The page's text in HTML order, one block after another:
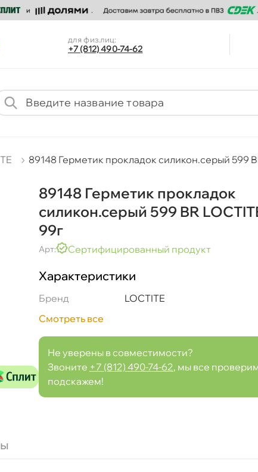
для физ.лиц:
+7 (812) 490-74-62
89148 Герметик прокладок силикон.серый 599
89148 Герметик прокладок
силикон.серый 599 BR
99
Арт: Сертифицированный продукт
Характеристики
Бренд
LOCTITE
Смотреть все
Не уверены в совместимости?
Звоните +7 (812) 490-74-62, мы все
подскажем!
599 BR LOCTITE 82194 99
Сегодня